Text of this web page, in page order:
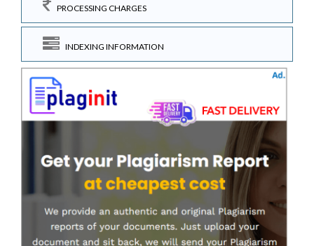
PROCESSING CHARGES
INDEXING INFORMATION